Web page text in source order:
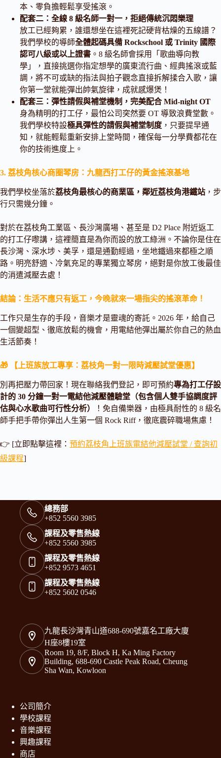
本、零負擔輕鬆享受搖滾。
配套二：全線 8 級名師一對一，拒絕傳統沉悶樂理
放工已經夠累，誰還想坐在這裡死記硬背枯燥的五線譜？
我們學校的導師全體起碼具備 Rockschool 或 Trinity 國際
認可八級或以上證書 。8 級名師會採用「歌曲導向教
學」，直接挑選你指定想學的廣東流行曲、經典搖滾或藍
調，將不可或缺的指法與拍子觀念直接拆解揉合入歌，讓
你第一堂就能彈出帥氣旋律，成就感爆煲！
配套三：彈性請假與補堂機制，完美配合 Mid-night OT
身為精明的打工仔，最怕公司突然要 OT 導致浪費堂數。
我們學校特設極具彈性的請假與補堂制度 ，只要提早通
知，就能輕鬆重新安排上堂時間，確保每一分學費都花在
你的技術進度上。
3. 荔枝角核心商圈琴房：九龍西打工仔的黃金搖滾基地
我們學校坐落於荔枝角最核心的商業區，鄰近荔枝角港鐵站 ，步
行只需幾分鐘。
對於在荔枝角工業區、長沙灣廣場、甚至是 D2 Place 附近返工
的打工仔嚟講，這裡簡直是為你而設的放工綠洲。不論你是住在
長沙灣、深水埗、美孚，還是通勤經過，坐地鐵過來都極之順
路。明亮舒適、冷氣充足的專業獨立琴房，絕對是你放工後最佳
的消遣減壓去處！
結論：生活不應只有返工，今晚就來一場指尖的搖滾革命！
工作只是生存的手段，音樂才是靈魂的寄託。2026 年，給自己
一個變超型、徹底放鬆的機會，用電結他彈出屬於你自己的熱血
生活節奏！
🎁 【上班族放工專享：荔枝角一對一限時減壓試堂優惠】
別再把壓力帶回家！現在聯絡我們登記，即可預約專為打工仔設
計的 30 分鐘一對一電結他減壓體驗堂（包含個人雙手協調度評
估與心水歌曲可行性分析）
！免自備樂器，由極具耐性的 8 級名
師手把手帶你彈出人生第一個 Rock Riff，徹底震碎職場焦慮！
👉 [立即點擊這裡： 預約荔枝角上班族電結他減壓試堂 / 查詢初
級課程]
總務部
+852 5560 3985
課程及零售熱線
+852 5560 3985
課程及零售熱線
+852 9573 4651
課程及零售熱線
+852 5602 0546
九龍長沙灣青山道688-690號嘉名工廠大廈
H座8樓19室
Room 19, 8/F, Block H, Ka Ming Factory
Building, 688-690 Castle Peak Road, Cheung
Sha Wan, Kowloon
公司簡介
學校課程
音樂課程
興趣課程
商店